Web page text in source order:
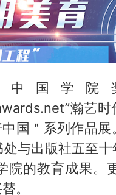
院奖
瀚艺时
国＂系列作品
与出版社五至
院的教育成果。
。